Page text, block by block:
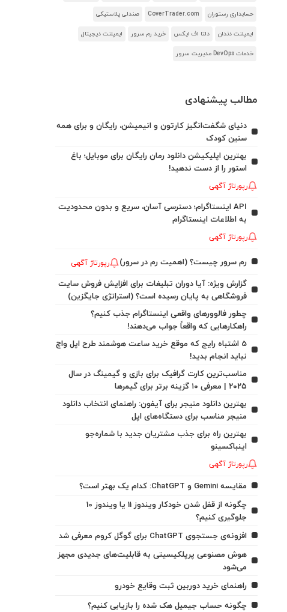
حسابداری رستوران CoverTrader.com صندلی پلاستیکی
ایمپلنت دندان دلتا اف ایکس خرید رم سرور ایمپلنت دیجیتال
خدمات DevOps مدیریت سرور
مطالب پیشنهادی
دنیای شگفت‌انگیز کارتون و انیمیشن، رایگان و برای همه
سنین کودک
بهترین اپلیکیشن دانلود رمان رایگان برای موبایل؛ باغ
استور را از دست ندهید!
رپورتاژ آگهی
API اینستاگرام؛ دسترسی آسان، سریع و بدون محدودیت
به اطلاعات اینستاگرام
رپورتاژ آگهی
رم سرور چیست؟ (اهمیت رم در سرور) رپورتاژ آگهی
گزارش ویژه: آیا دوران تبلیغات برای افزایش فروش سایت
فروشگاهی به پایان رسیده است؟ (استراتژی جایگزین)
چطور فالوورهای واقعی اینستاگرام جذب کنیم؟
راهکارهایی که واقعاً جواب می‌دهند!
5 اشتباه رایج که موقع خرید ساعت هوشمند طرح اپل واچ
نباید انجام بدید!
مناسب‌ترین کارت گرافیک برای بازی و گیمینگ در سال
۲۰۲۵ | معرفی ۱۰ گزینه برتر برای گیمرها
بهترین دانلود منیجر برای آیفون: راهنمای انتخاب دانلود
منیجر مناسب برای دستگاه‌های اپل
بهترین راه برای جذب مشتریان جدید با شماره‌جو
اینباکسینو
رپورتاژ آگهی
مقایسه Gemini و ChatGPT: کدام یک بهتر است؟
چگونه از قفل شدن خودکار ویندوز 11 یا ویندوز 10
جلوگیری کنیم؟
افزونه‌ی جستجوی ChatGPT برای گوگل کروم معرفی شد
هوش مصنوعی پرپلکیسیتی به قابلیت‌های جدیدی مجهز
می‌شود
راهنمای خرید دوربین ثبت وقایع خودرو
چگونه حساب جیمیل هک شده را بازیابی کنیم؟